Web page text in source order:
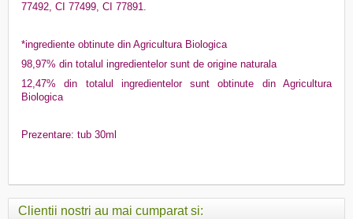
77492, CI 77499, CI 77891.
*ingrediente obtinute din Agricultura Biologica
98,97% din totalul ingredientelor sunt de origine naturala
12,47% din totalul ingredientelor sunt obtinute din Agricultura
Biologica
Prezentare: tub 30ml
Clientii nostri au mai cumparat si: